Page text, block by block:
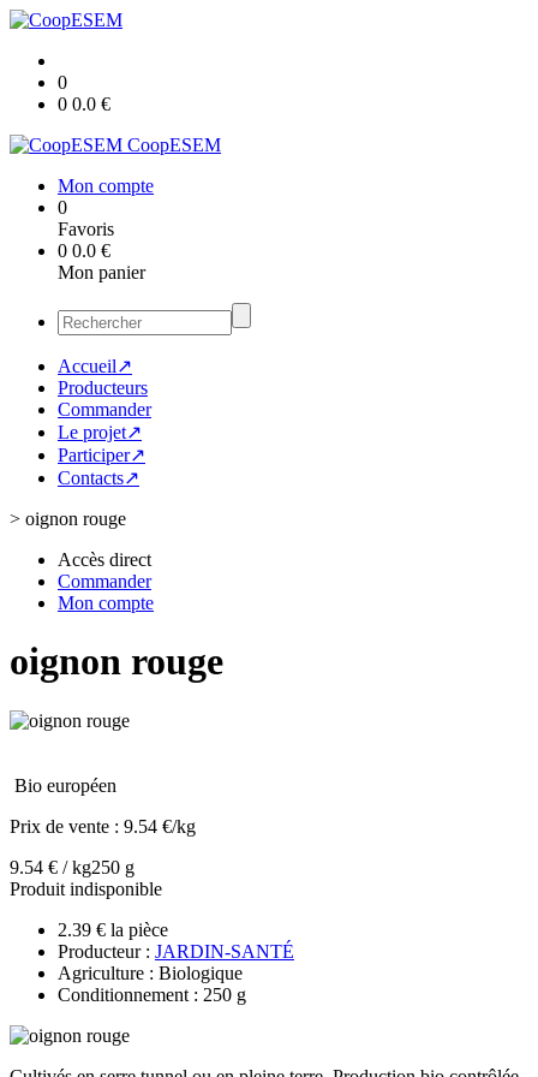
0
0 0.0 €
CoopESEM
Mon compte
0
Favoris
0 0.0 €
Mon panier
Accueil↗
Producteurs
Commander
Le projet↗
Participer↗
Contacts↗
> oignon rouge
Accès direct
Commander
Mon compte
oignon rouge
Bio européen
Prix de vente : 9.54 €/kg
9.54 € / kg250 g
Produit indisponible
2.39 € la pièce
Producteur : JARDIN-SANTÉ
Agriculture : Biologique
Conditionnement : 250 g